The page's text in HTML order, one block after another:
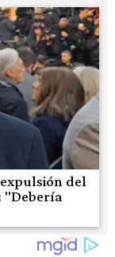
del
"Debería